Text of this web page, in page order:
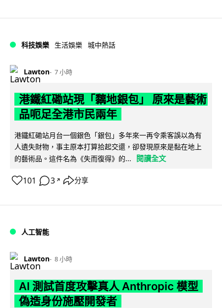
科技娛樂 生活娛樂 城中熱話
Lawton 7 小時
港鐵紅磡站現「黐地銀包」 原來是藝術
品呃足全港市民兩年
港鐵紅磡站月台一個銀色「銀包」多年來一再令乘客誤以為有
人遺失財物，事主原本打算拾起交還，卻發現原來是黏在地上
的藝術品。這件名為《失而復得》的...
閱讀全文
101 3 ↗ 分享
人工智能
Lawton 8 小時
AI 測試首度攻擊真人 Anthropic 模型
偽造身份施壓開發者